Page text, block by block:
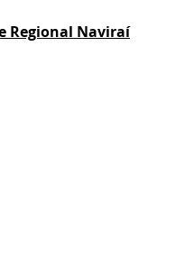
Regional Naviraí